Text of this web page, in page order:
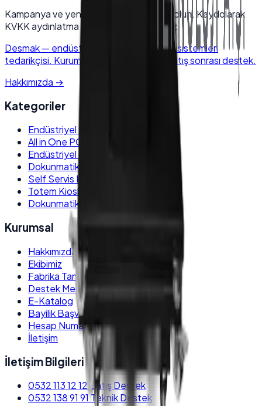
Kampanya ve yeni ürünlerden haberdar olun. Kaydolarak
KVKK aydınlatma metnini kabul edersiniz.
Desmak— endüstriyel elektronik & POS sistemleri
tedarikçisi. Kurumsal kalite, hızlı kargo, satış sonrası destek.
Hakkımızda →
Kategoriler
Endüstriyel Panel PC
All in One PC
Endüstriyel Box PC
Dokunmatik Monitör
Self Servis Kiosk
Totem Kiosk
Dokunmatik POS PC
Kurumsal
Hakkımızda
Ekibimiz
Fabrika Tanıtım
Destek Merkezi
E-Katalog
Bayilik Başvurusu
Hesap Numaraları
İletişim
İletişim Bilgileri
0532 113 12 12 Satış Destek
0532 138 91 91Teknik Destek